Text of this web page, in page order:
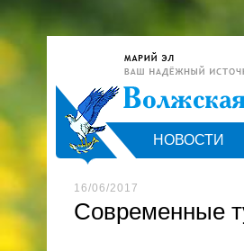
НОВОСТИ
16/06/2017
Современные